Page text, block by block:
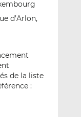
d’Arlon,
de la liste
: